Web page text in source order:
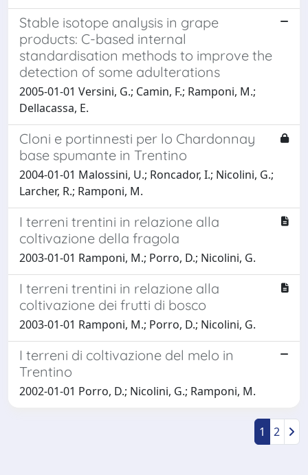
Stable isotope analysis in grape
products: C-based internal
standardisation methods to improve the
detection of some adulterations
2005-01-01 Versini, G.; Camin, F.; Ramponi, M.;
Dellacassa, E.
Cloni e portinnesti per lo Chardonnay
base spumante in Trentino
2004-01-01 Malossini, U.; Roncador, I.; Nicolini, G.;
Larcher, R.; Ramponi, M.
I terreni trentini in relazione alla
coltivazione della fragola
2003-01-01 Ramponi, M.; Porro, D.; Nicolini, G.
I terreni trentini in relazione alla
coltivazione dei frutti di bosco
2003-01-01 Ramponi, M.; Porro, D.; Nicolini, G.
I terreni di coltivazione del melo in
Trentino
2002-01-01 Porro, D.; Nicolini, G.; Ramponi, M.
1 2